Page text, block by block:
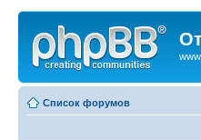
Список форумов